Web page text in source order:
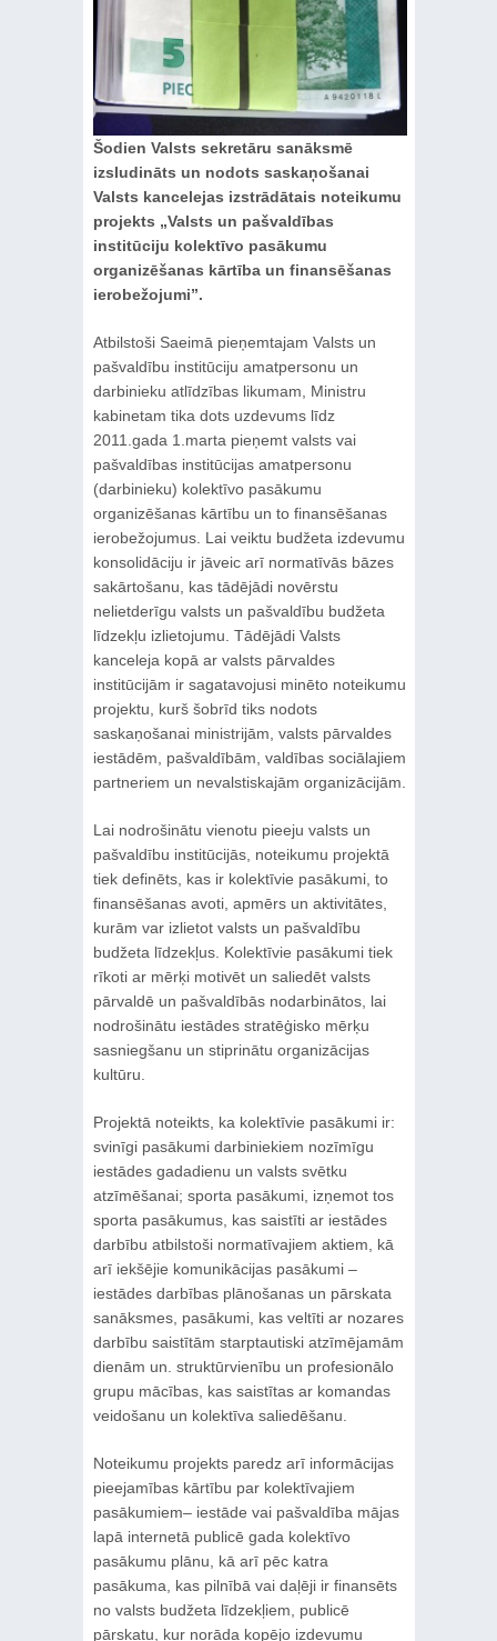
Šodien Valsts sekretāru sanāksmē
izsludināts un nodots saskaņošanai
Valsts kancelejas izstrādātais noteikumu
projekts „Valsts un pašvaldības
institūciju kolektīvo pasākumu
organizēšanas kārtība un finansēšanas
ierobežojumi”.
Atbilstoši Saeimā pieņemtajam Valsts un
pašvaldību institūciju amatpersonu un
darbinieku atlīdzības likumam, Ministru
kabinetam tika dots uzdevums līdz
2011.gada 1.marta pieņemt valsts vai
pašvaldības institūcijas amatpersonu
(darbinieku) kolektīvo pasākumu
organizēšanas kārtību un to finansēšanas
ierobežojumus. Lai veiktu budžeta izdevumu
konsolidāciju ir jāveic arī normatīvās bāzes
sakārtošanu, kas tādējādi novērstu
nelietderīgu valsts un pašvaldību budžeta
līdzekļu izlietojumu. Tādējādi Valsts
kanceleja kopā ar valsts pārvaldes
institūcijām ir sagatavojusi minēto noteikumu
projektu, kurš šobrīd tiks nodots
saskaņošanai ministrijām, valsts pārvaldes
iestādēm, pašvaldībām, valdības sociālajiem
partneriem un nevalstiskajām organizācijām.
Lai nodrošinātu vienotu pieeju valsts un
pašvaldību institūcijās, noteikumu projektā
tiek definēts, kas ir kolektīvie pasākumi, to
finansēšanas avoti, apmērs un aktivitātes,
kurām var izlietot valsts un pašvaldību
budžeta līdzekļus. Kolektīvie pasākumi tiek
rīkoti ar mērķi motivēt un saliedēt valsts
pārvaldē un pašvaldībās nodarbinātos, lai
nodrošinātu iestādes stratēģisko mērķu
sasniegšanu un stiprinātu organizācijas
kultūru.
Projektā noteikts, ka kolektīvie pasākumi ir:
svinīgi pasākumi darbiniekiem nozīmīgu
iestādes gadadienu un valsts svētku
atzīmēšanai; sporta pasākumi, izņemot tos
sporta pasākumus, kas saistīti ar iestādes
darbību atbilstoši normatīvajiem aktiem, kā
arī iekšējie komunikācijas pasākumi –
iestādes darbības plānošanas un pārskata
sanāksmes, pasākumi, kas veltīti ar nozares
darbību saistītām starptautiski atzīmējamām
dienām un. struktūrvienību un profesionālo
grupu mācības, kas saistītas ar komandas
veidošanu un kolektīva saliedēšanu.
Noteikumu projekts paredz arī informācijas
pieejamības kārtību par kolektīvajiem
pasākumiem– iestāde vai pašvaldība mājas
lapā internetā publicē gada kolektīvo
pasākumu plānu, kā arī pēc katra
pasākuma, kas pilnībā vai daļēji ir finansēts
no valsts budžeta līdzekļiem, publicē
pārskatu, kur norāda kopējo izdevumu